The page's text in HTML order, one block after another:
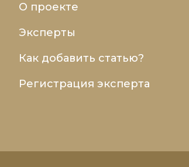
О проекте
Эксперты
Как добавить статью?
Регистрация эксперта